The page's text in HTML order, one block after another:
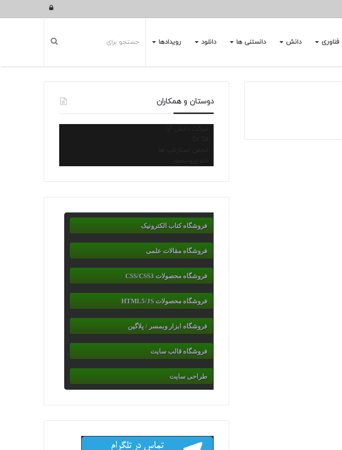
ورود
فناوری دانش دانستنی ها دانلود رویدادها
دوستان و همکاران
شرکت دانش آرا
انجمن استارتاپ ها
نانو پروسسور
فروشگاه کتاب الکترونیک
فروشگاه مقالات علمی
فروشگاه محصولات CSS/CSS3
فروشگاه محصولات HTML5/JS
فروشگاه ابزار وبمسر / پلاگین
فروشگاه قالب سایت
طراحی سایت